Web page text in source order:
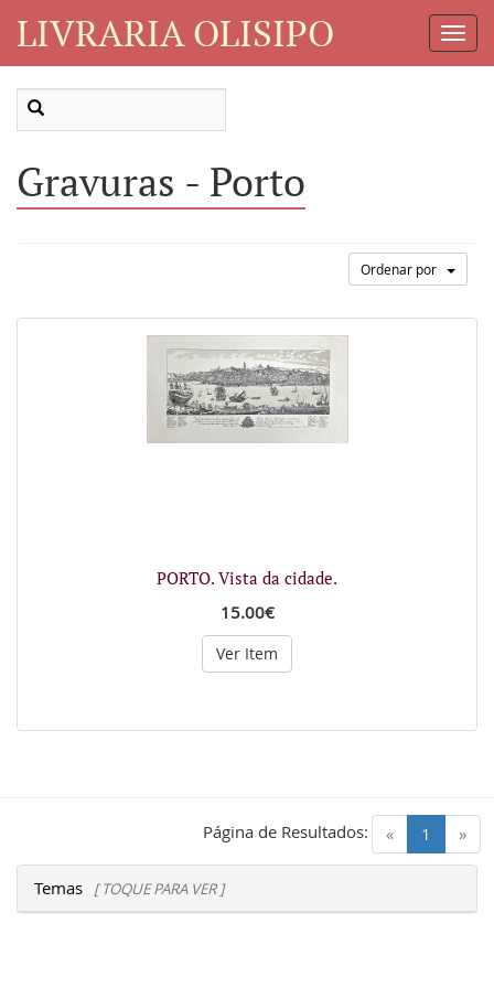
LIVRARIA OLISIPO
Gravuras - Porto
Ordenar por
PORTO. Vista da cidade.
15.00€
Ver Item
« 1 (current)
»
Página de Resultados:
Temas [ TOQUE PARA VER ]